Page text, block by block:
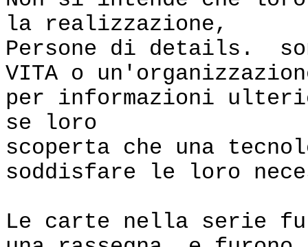
la realizzazione,
Persone di details.
VITA o
per informazioni
se loro
scoperta che una
soddisfare le loro
Le carte nella serie